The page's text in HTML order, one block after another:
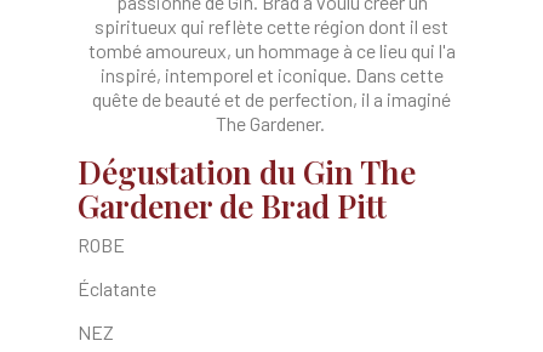
spiritueux qui reflète cette région dont il est
tombé amoureux, un hommage à ce lieu qui l'a
inspiré, intemporel et iconique. Dans cette
quête de beauté et de perfection, il a imaginé
The Gardener.
Dégustation du Gin The
Gardener de Brad Pitt
ROBE
Éclatante
NEZ